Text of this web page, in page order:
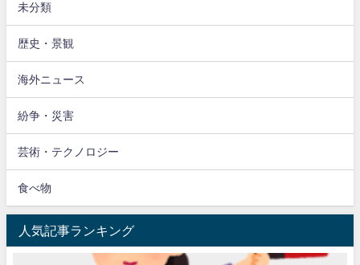
未分類
歴史・景観
海外ニュース
紛争・災害
芸術・テクノロジー
食べ物
人気記事ランキング